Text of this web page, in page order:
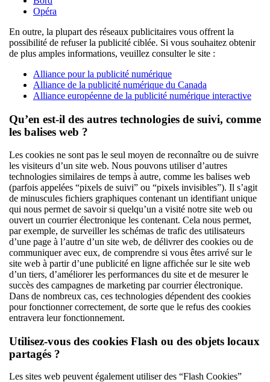
Opéra
En outre, la plupart des réseaux publicitaires vous offrent la
possibilité de refuser la publicité ciblée. Si vous souhaitez obtenir
de plus amples informations, veuillez consulter le site :
Alliance pour la publicité numérique
Alliance de la publicité numérique du Canada
Alliance européenne de la publicité numérique interactive
Qu’en est-il des autres technologies de suivi, comme
les balises web ?
Les cookies ne sont pas le seul moyen de reconnaître ou de suivre
les visiteurs d’un site web. Nous pouvons utiliser d’autres
technologies similaires de temps à autre, comme les balises web
(parfois appelées “pixels de suivi” ou “pixels invisibles”). Il s’agit
de minuscules fichiers graphiques contenant un identifiant unique
qui nous permet de savoir si quelqu’un a visité notre site web ou
ouvert un courrier électronique les contenant. Cela nous permet,
par exemple, de surveiller les schémas de trafic des utilisateurs
d’une page à l’autre d’un site web, de délivrer des cookies ou de
communiquer avec eux, de comprendre si vous êtes arrivé sur le
site web à partir d’une publicité en ligne affichée sur le site web
d’un tiers, d’améliorer les performances du site et de mesurer le
succès des campagnes de marketing par courrier électronique.
Dans de nombreux cas, ces technologies dépendent des cookies
pour fonctionner correctement, de sorte que le refus des cookies
entravera leur fonctionnement.
Utilisez-vous des cookies Flash ou des objets locaux
partagés ?
Les sites web peuvent également utiliser des “Flash Cookies”